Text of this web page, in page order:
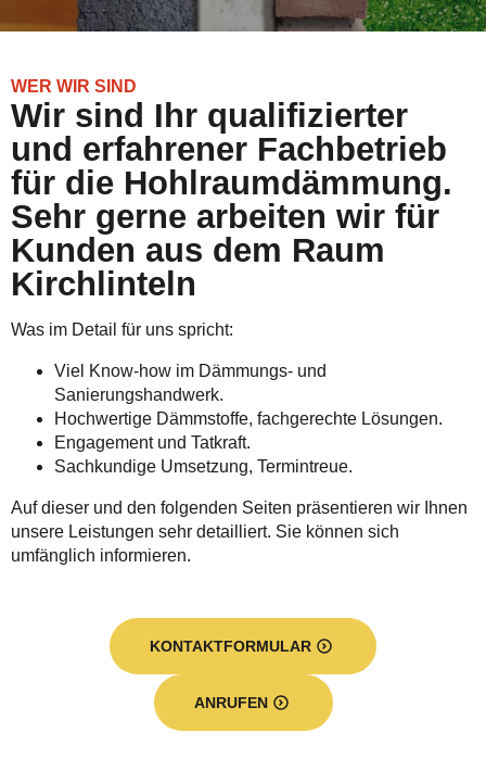
WER WIR SIND
Wir sind Ihr qualifizierter
und erfahrener Fachbetrieb
für die Hohlraumdämmung.
Sehr gerne arbeiten wir für
Kunden aus dem Raum
Kirchlinteln
Was im Detail für uns spricht:
Viel Know-how im Dämmungs- und
Sanierungshandwerk.
Hochwertige Dämmstoffe, fachgerechte Lösungen.
Engagement und Tatkraft.
Sachkundige Umsetzung, Termintreue.
Auf dieser und den folgenden Seiten präsentieren wir Ihnen
unsere Leistungen sehr detailliert. Sie können sich
umfänglich informieren.
KONTAKTFORMULAR
ANRUFEN